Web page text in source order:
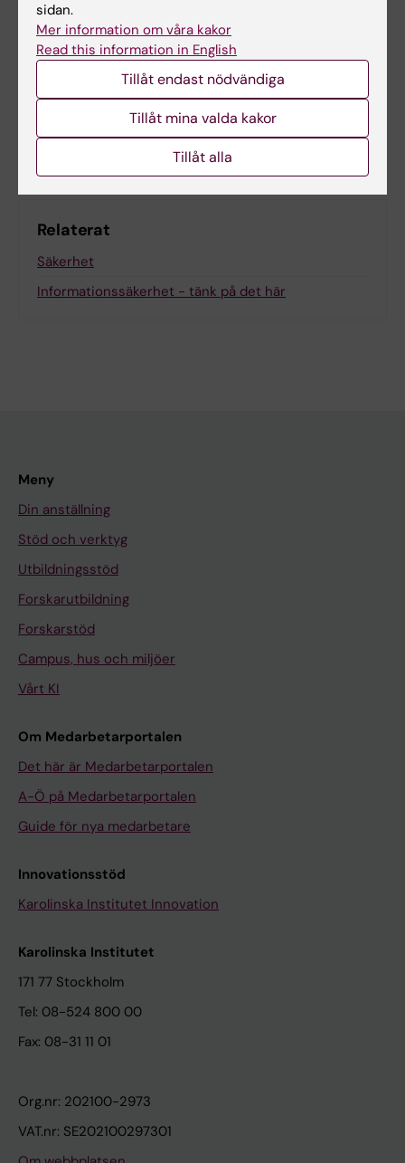
Innehållsgranskare:
Madeleine Svärd Huss
Redaktör:Madeleine Huss
Sidan uppdaterad:2026-03-12
Dela
Relaterat
Säkerhet
Informationssäkerhet - tänk på det här
Meny
Din anställning
Stöd och verktyg
Utbildningsstöd
Forskarutbildning
Forskarstöd
Campus, hus och miljöer
Vårt KI
Om Medarbetarportalen
Det här är Medarbetarportalen
A-Ö på Medarbetarportalen
Guide för nya medarbetare
Innovationsstöd
Karolinska Institutet Innovation
Karolinska Institutet
171 77 Stockholm
Tel: 08-524 800 00
Fax: 08-31 11 01
Org.nr: 202100-2973
VAT.nr: SE202100297301
sidan.
Mer information om våra kakor
Read this information in English
Tillåt endast nödvändiga
Tillåt mina valda kakor
Tillåt alla